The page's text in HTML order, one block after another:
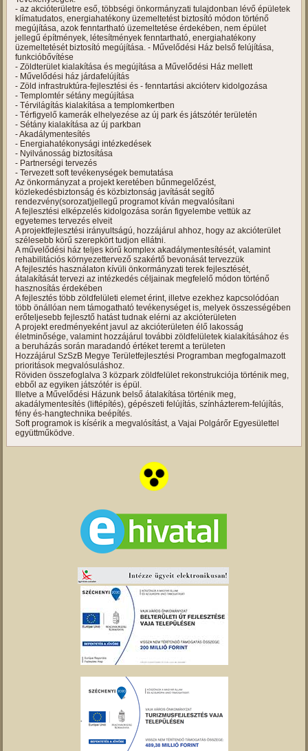
- az akcióterületre eső, többségi önkormányzati tulajdonban lévő épületek
klímatudatos, energiahatékony üzemeltetést biztosító módon történő
megújítása, azok fenntartható üzemeltetése érdekében, nem épület
jellegű építmények, létesítmények fenntartható, energiahatékony
üzemeltetését biztosító megújítása. - Művelődési Ház belső felújítása,
funkcióbővítése
- Zöldterület kialakítása és megújítása a Művelődési Ház mellett
- Művelődési ház járdafelújítás
- Zöld infrastruktúra-fejlesztési és - fenntartási akcióterv kidolgozása
- Templomtér sétány megújítása
- Térvilágítás kialakítása a templomkertben
- Térfigyelő kamerák elhelyezése az új park és játszótér területén
- Sétány kialakítása az új parkban
- Akadálymentesítés
- Energiahatékonysági intézkedések
- Nyilvánosság biztosítása
- Partnerségi tervezés
- Tervezett soft tevékenységek bemutatása
Az önkormányzat a projekt keretében bűnmegelőzést,
közlekedésbiztonság és közbiztonság javítását segítő
rendezvény(sorozat)jellegű programot kíván megvalósítani
A fejlesztési elképzelés kidolgozása során figyelembe vettük az
egyetemes tervezés elveit
A projektfejlesztési irányultságú, hozzájárul ahhoz, hogy az akcióterület
szélesebb körű szerepkört tudjon ellátni.
A művelődési ház teljes körű komplex akadálymentesítését, valamint
rehabilitációs környezettervező szakértő bevonását tervezzük
A fejlesztés használaton kívüli önkormányzati terek fejlesztését,
átalakítását tervezi az intézkedés céljainak megfelelő módon történő
hasznosítás érdekében
A fejlesztés több zöldfelületi elemet érint, illetve ezekhez kapcsolódóan
több önállóan nem támogatható tevékenységet is, melyek összességében
erőteljesebb fejlesztő hatást tudnak elérni az akcióterületen
A projekt eredményeként javul az akcióterületen élő lakosság
életminősége, valamint hozzájárul további zöldfelületek kialakításához és
a beruházás során maradandó értéket teremt a területen
Hozzájárul SzSzB Megye Területfejlesztési Programban megfogalmazott
prioritások megvalósuláshoz.
Röviden összefoglalva 3 közpark zöldfelület rekonstrukciója történik meg,
ebből az egyiken játszótér is épül.
Illetve a Művelődési Házunk belső átalakítása történik meg,
akadálymentesítés (liftépítés), gépészeti felújítás, színházterem-felújítás,
fény és-hangtechnika beépítés.
Soft programok is kísérik a megvalósítást, a Vajai Polgárőr Egyesülettel
együttműködve.